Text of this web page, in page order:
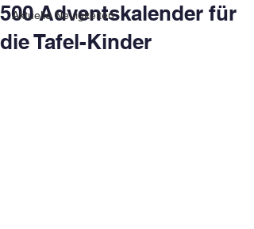
Aktuelle Neuigkeiten
500 Adventskalender für
die Tafel-Kinder